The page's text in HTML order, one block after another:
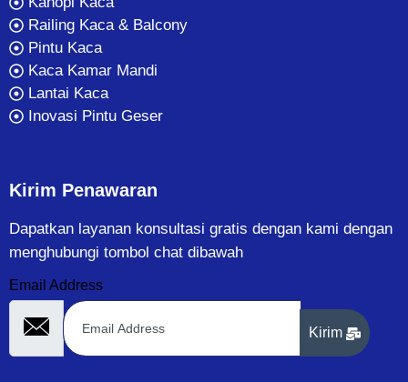
Railing Kaca & Balcony
Pintu Kaca
Kaca Kamar Mandi
Lantai Kaca
Inovasi Pintu Geser
Kirim Penawaran
Dapatkan layanan konsultasi gratis dengan kami dengan
menghubungi tombol chat dibawah
Email Address
Kirim